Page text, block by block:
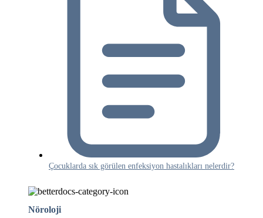
Çocuklarda sık görülen enfeksiyon hastalıkları nelerdir?
Nöroloji